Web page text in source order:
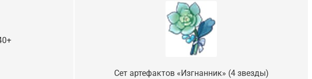
Сет артефактов «Изгнанник» (4 звезды)